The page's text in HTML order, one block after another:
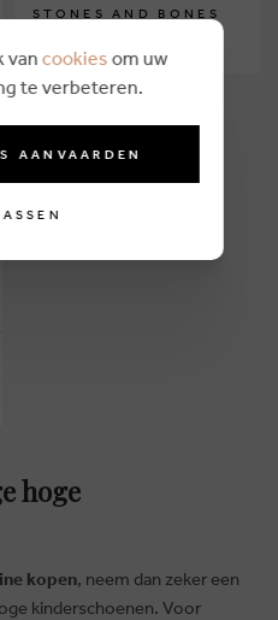
STONES AND BONES
hoge
kopen, neem dan zeker een
kinderschoenen. Voor
van cookies om uw
te verbeteren.
AANVAARDEN